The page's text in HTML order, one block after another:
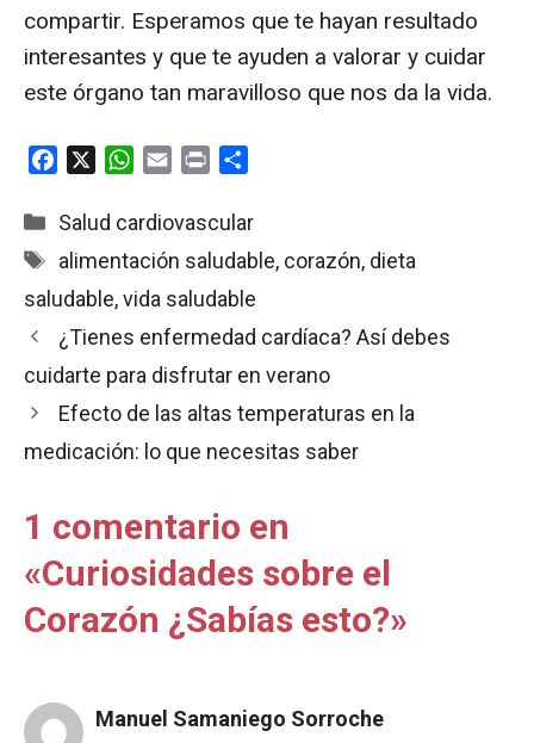
compartir. Esperamos que te hayan resultado
interesantes y que te ayuden a valorar y cuidar
este órgano tan maravilloso que nos da la vida.
c
b
o
o
W
a
s
A
p
a
i
t
m
a
r
t
r
Categorías
Salud cardiovascular
Etiquetas
alimentación saludable, corazón, dieta
saludable,vida saludable
¿Tienes enfermedad cardíaca? Así debes
cuidarte para disfrutar en verano
Efecto de las altas temperaturas en la
medicación: lo que necesitas saber
1 comentario en
«Curiosidades sobre el
Corazón ¿Sabías esto?»
Manuel Samaniego Sorroche